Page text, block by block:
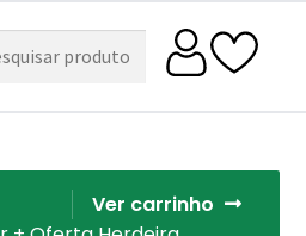
Ver carrinho